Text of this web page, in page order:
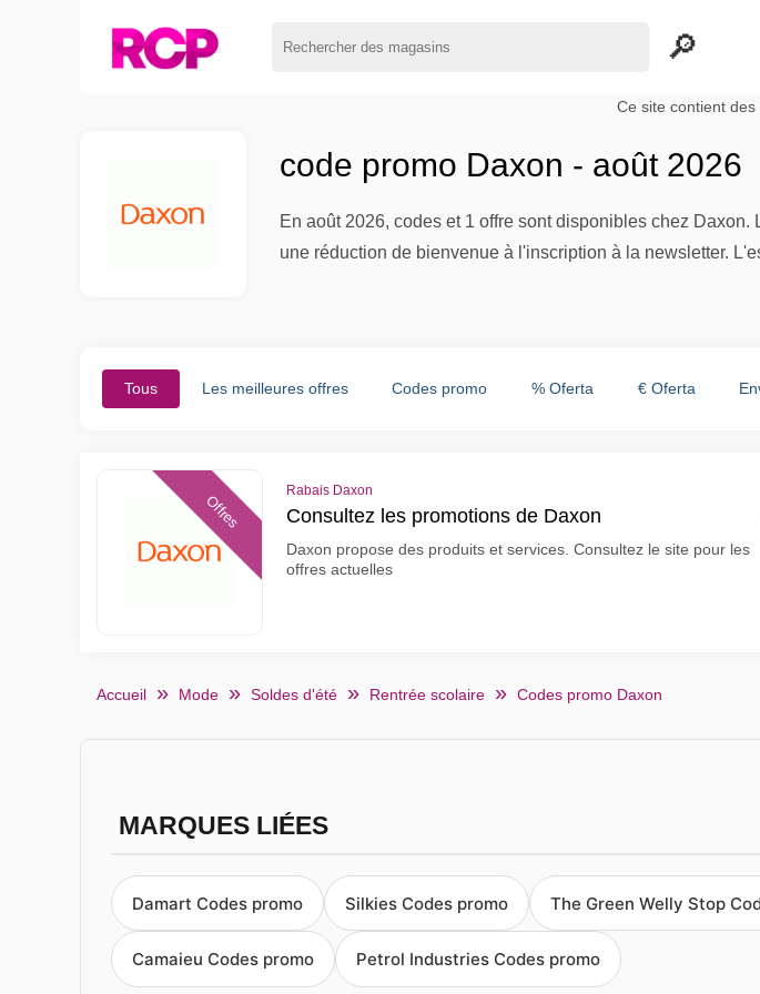
Ce site contient
code promo Daxon - août 2026
En août 2026, codes et 1 offre sont disponibles chez
une réduction de bienvenue à l'inscription à la newsletter.
Tous Les meilleures offres Codes promo % Oferta € Oferta
Offres
Rabais Daxon
Consultez les promotions de Daxon
Daxon propose des produits et services. Consultez le site pour les
offres actuelles
Accueil Mode Soldes d'été Rentrée scolaire Codes promo Daxon
MARQUES LIÉES
Damart Codes promo Silkies Codes promo The Green Welly Stop
Camaieu Codes promo Petrol Industries Codes promo